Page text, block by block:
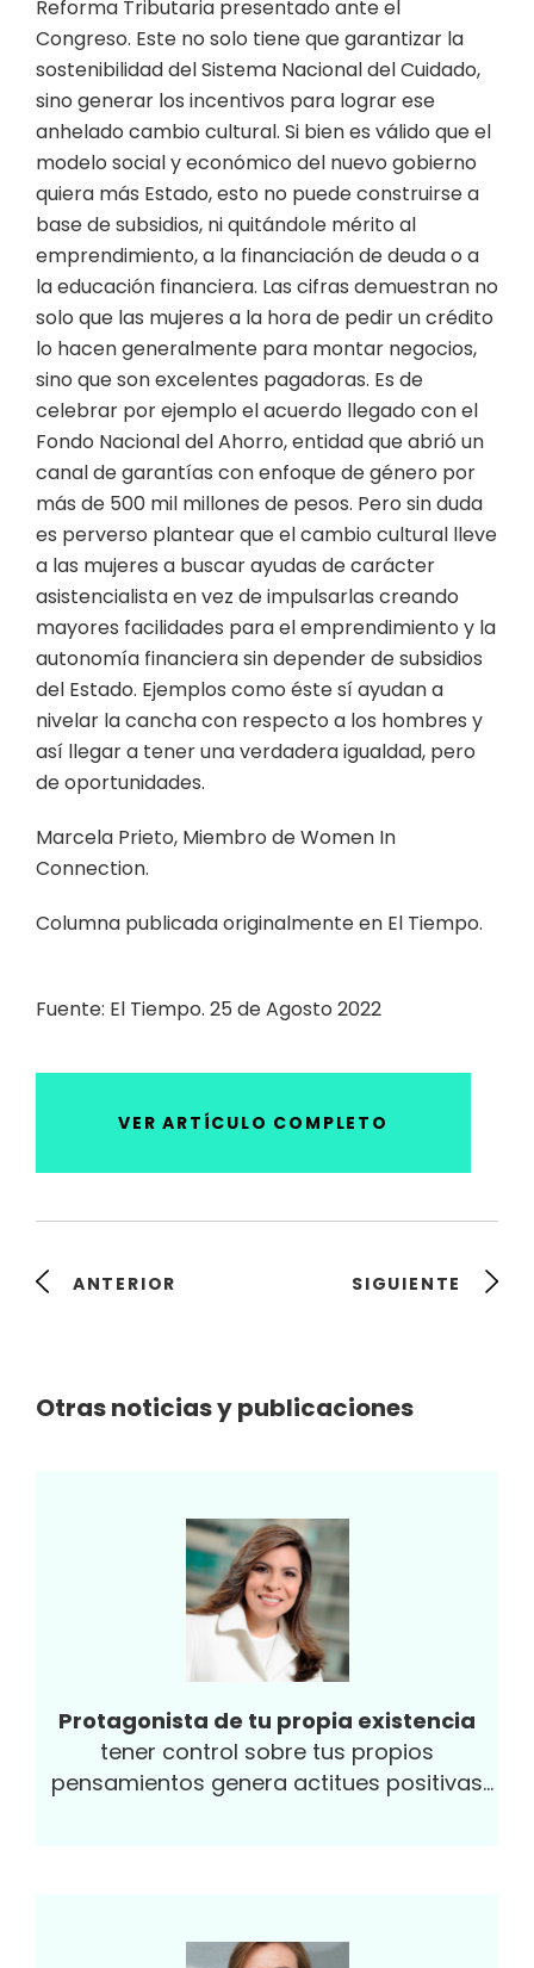
Reforma Tributaria presentado ante el
Congreso. Este no solo tiene que garantizar la
sostenibilidad del Sistema Nacional del Cuidado,
sino generar los incentivos para lograr ese
anhelado cambio cultural. Si bien es válido que el
modelo social y económico del nuevo gobierno
quiera más Estado, esto no puede construirse a
base de subsidios, ni quitándole mérito al
emprendimiento, a la financiación de deuda o a
la educación financiera. Las cifras demuestran no
solo que las mujeres a la hora de pedir un crédito
lo hacen generalmente para montar negocios,
sino que son excelentes pagadoras. Es de
celebrar por ejemplo el acuerdo llegado con el
Fondo Nacional del Ahorro, entidad que abrió un
canal de garantías con enfoque de género por
más de 500 mil millones de pesos. Pero sin duda
es perverso plantear que el cambio cultural lleve
a las mujeres a buscar ayudas de carácter
asistencialista en vez de impulsarlas creando
mayores facilidades para el emprendimiento y la
autonomía financiera sin depender de subsidios
del Estado. Ejemplos como éste sí ayudan a
nivelar la cancha con respecto a los hombres y
así llegar a tener una verdadera igualdad, pero
de oportunidades.
Marcela Prieto, Miembro de Women In
Connection.
Columna publicada originalmente en El Tiempo.
Fuente: El Tiempo. 25 de Agosto 2022
VER ARTÍCULO COMPLETO
ANTERIOR SIGUIENTE
Otras noticias y publicaciones
Protagonista de tu propia existencia
tener control sobre tus propios
pensamientos genera actitues positivas